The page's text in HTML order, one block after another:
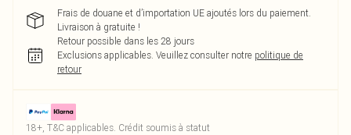
Frais de douane et d’importation UE ajoutés lors du paiement.
Livraison à gratuite !
Retour possible dans les 28 jours
Exclusions applicables. Veuillez consulter notre politique de
retour
18+, T&C applicables. Crédit soumis à statut